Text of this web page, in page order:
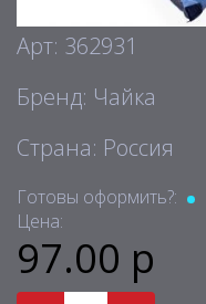
Арт: 362931
Бренд: Чайка
Страна: Россия
Готовы оформить?:
Цена:
97.00 р